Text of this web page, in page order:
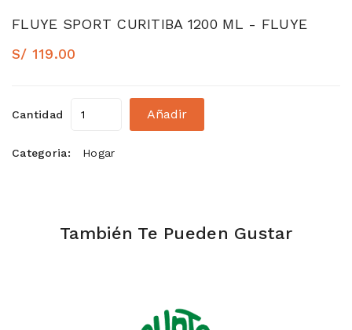
FLUYE SPORT CURITIBA 1200 ML - FLUYE
S/ 119.00
Cantidad Añadir
Categoria: Hogar
También Te Pueden Gustar